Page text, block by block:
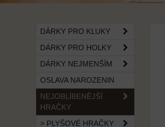
DÁRKY PRO KLUKY
DÁRKY PRO HOLKY
DÁRKY NEJMENŠÍM
OSLAVA NAROZENIN
NEJOBLÍBENĚJŠÍ
HRAČKY
> PLYŠOVÉ HRAČKY